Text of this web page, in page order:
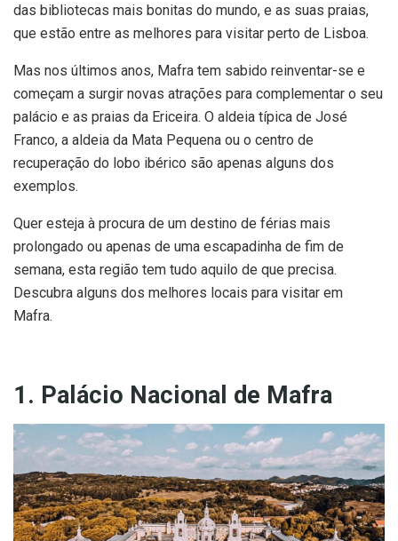
das bibliotecas mais bonitas do mundo, e as suas praias,
que estão entre as melhores para visitar perto de Lisboa.
Mas nos últimos anos, Mafra tem sabido reinventar-se e
começam a surgir novas atrações para complementar o seu
palácio e as praias da Ericeira. O aldeia típica de José
Franco, a aldeia da Mata Pequena ou o centro de
recuperação do lobo ibérico são apenas alguns dos
exemplos.
Quer esteja à procura de um destino de férias mais
prolongado ou apenas de uma escapadinha de fim de
semana, esta região tem tudo aquilo de que precisa.
Descubra alguns dos melhores locais para visitar em
Mafra.
1. Palácio Nacional de Mafra